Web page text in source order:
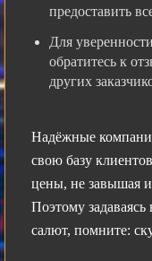
предоставить
Для
обратитесь к
других
Надёжные
свою базу
цены, не завышая и
Поэтому задаваясь
салют, помните: